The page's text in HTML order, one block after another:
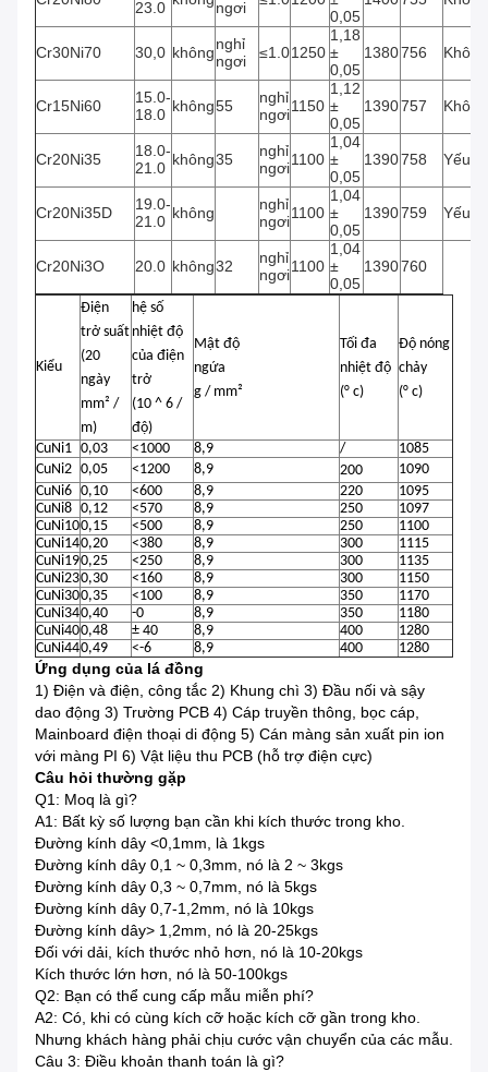
23.0 ngơi
0,05
Cr30Ni70 30,0 khôngnghỉ
ngơi
≤1.01250
1,18
±
0,05
1380756 Không
Cr15Ni60
15.0-
18.0 không55
nghỉ
ngơi1150
1,12
±
0,05
1390757 Không
Cr20Ni35
18.0-
21.0 không35
nghỉ
ngơi1100
1,04
±
0,05
1390758 Yếu
Cr20Ni35D
19.0-
21.0 không
nghỉ
ngơi1100
1,04
±
0,05
1390759 Yếu
Cr20Ni3O 20.0 không32
nghỉ
ngơi1100
1,04
±
0,05
1390760
Kiểu
Điện
trở suất
(20
ngày
mm² /
m)
hệ số
nhiệt độ
của điện
trở
(10 ^ 6 /
độ)
Mật độ
ngứa
g / mm²
Tối đa
nhiệt độ
(° c)
Độ nóng
chảy
(° c)
CuNi1 0,03 <1000 8,9 /
1085
CuNi2 0,05 <1200 8,9 200
1090
CuNi6 0,10 <600 8,9 220
1095
CuNi8 0,12 <570 8,9 250
1097
CuNi100,15 <500 8,9 250
1100
CuNi140,20 <380 8,9 300
1115
CuNi190,25 <250 8,9 300
1135
CuNi230,30 <160 8,9 300
1150
CuNi300,35 <100 8,9 350
1170
CuNi340,40 -0 8,9 350
1180
CuNi400,48 ± 40 8,9 400
1280
CuNi440,49 <-6 8,9 400 1280
Ứng dụng của lá đồng
1) Điện và điện, công tắc 2) Khung chì 3) Đầu nối và sậy
dao động 3) Trường PCB 4) Cáp truyền thông, bọc cáp,
Mainboard điện thoại di động 5) Cán màng sản xuất pin ion
với màng PI 6) Vật liệu thu PCB (hỗ trợ điện cực)
Câu hỏi thường gặp
Q1: Moq là gì?
A1: Bất kỳ số lượng bạn cần khi kích thước trong kho.
Đường kính dây <0,1mm, là 1kgs
Đường kính dây 0,1 ~ 0,3mm, nó là 2 ~ 3kgs
Đường kính dây 0,3 ~ 0,7mm, nó là 5kgs
Đường kính dây 0,7-1,2mm, nó là 10kgs
Đường kính dây> 1,2mm, nó là 20-25kgs
Đối với dải, kích thước nhỏ hơn, nó là 10-20kgs
Kích thước lớn hơn, nó là 50-100kgs
Q2: Bạn có thể cung cấp mẫu miễn phí?
A2: Có, khi có cùng kích cỡ hoặc kích cỡ gần trong kho.
Nhưng khách hàng phải chịu cước vận chuyển của các mẫu.
Câu 3: Điều khoản thanh toán là gì?